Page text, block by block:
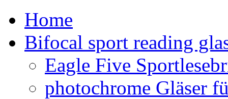
Home
Bifocal sport reading
Eagle Five
photochrome Gläser